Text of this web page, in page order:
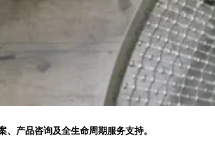
、产品咨询及全生命周期服务支持。